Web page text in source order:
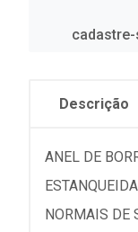
Descrição
ANEL DE
NORMAIS DE